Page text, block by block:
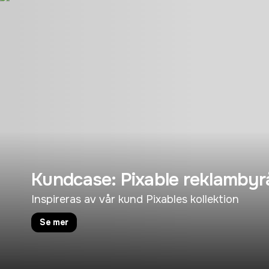
Kundcase: Pixable
Inspireras av vår kund Pixables kollektion
Se mer